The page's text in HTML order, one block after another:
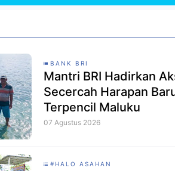
BANK BRI
Mantri BRI Hadirkan
Secercah Harapan
Terpencil Maluku
07 Agustus 2026
#HALO ASAHAN